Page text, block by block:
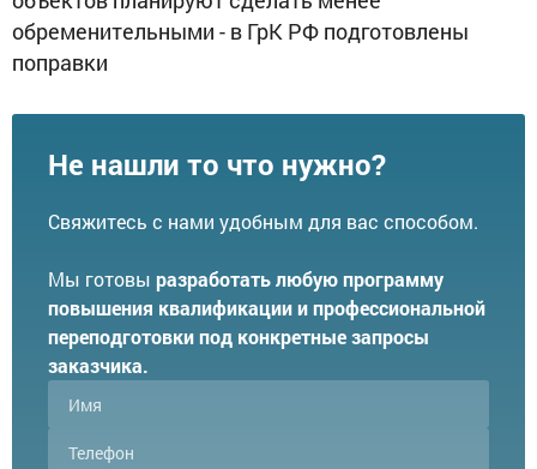
обременительными - в ГрК РФ подготовлены
поправки
Не нашли то что нужно?
Свяжитесь с нами удобным для вас способом.
Мы готовы разработать любую программу
повышения квалификации и профессиональной
переподготовки под конкретные запросы
заказчика.